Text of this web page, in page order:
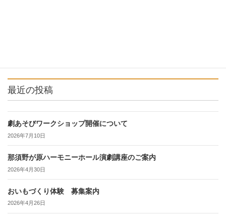
最近の投稿
劇あそびワークショップ開催について
2026年7月10日
那須野が原ハーモニーホール演劇講座のご案内
2026年4月30日
おいもづくり体験 募集案内
2026年4月26日